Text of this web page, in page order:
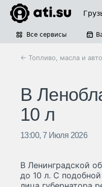
Все сервисы
← Топливо, масла и
В
10 л
13:00, 7 Июля 2026
В Ленинградской
до 10 л. С